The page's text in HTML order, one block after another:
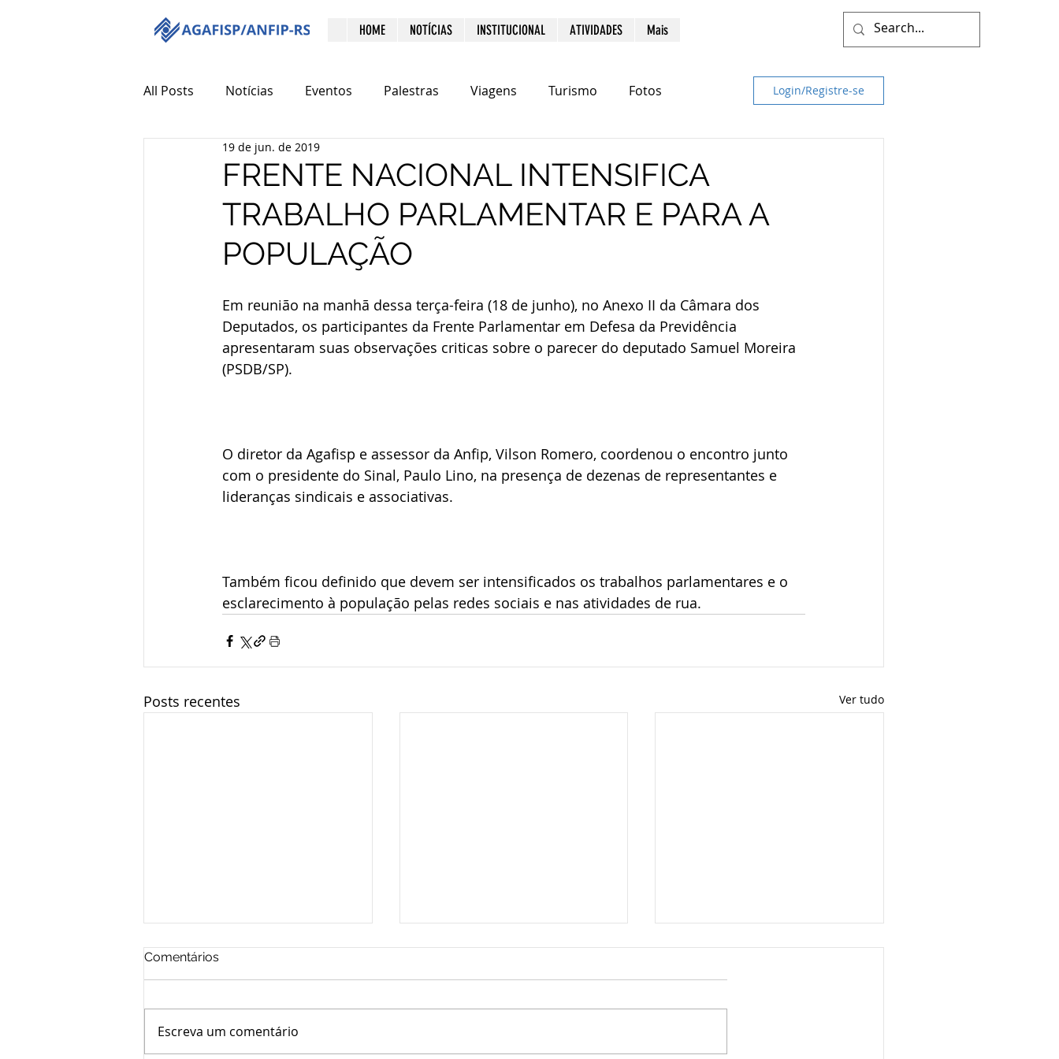
HOME NOTÍCIAS INSTITUCIONAL ATIVIDADES Mais
All Posts Notícias Eventos Palestras Viagens Turismo Fotos Login/Registre-se
FRENTE NACIONAL INTENSIFICA
TRABALHO PARLAMENTAR E PARA A
POPULAÇÃO
19 de jun. de 2019
Em reunião na manhã dessa terça-feira (18 de junho), no Anexo II da Câmara dos
Deputados, os participantes da Frente Parlamentar em Defesa da Previdência
apresentaram suas observações criticas sobre o parecer do deputado Samuel Moreira
(PSDB/SP).
O diretor da Agafisp e assessor da Anfip, Vilson Romero, coordenou o encontro junto
com o presidente do Sinal, Paulo Lino, na presença de dezenas de representantes e
lideranças sindicais e associativas.
Também ficou definido que devem ser intensificados os trabalhos parlamentares e o
esclarecimento à população pelas redes sociais e nas atividades de rua.
Posts recentes Ver tudo
Comentários
Escreva um comentário